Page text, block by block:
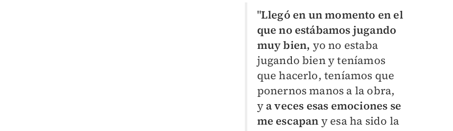
"Llegó en un momento en el
que no estábamos jugando
muy bien, yo no estaba
jugando bien y teníamos
que hacerlo, teníamos que
ponernos manos a la obra,
ya veces esas emociones se
me escapan y esa ha sido la